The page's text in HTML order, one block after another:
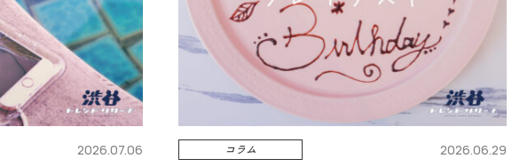
2026.07.06 コラム 2026.06.29